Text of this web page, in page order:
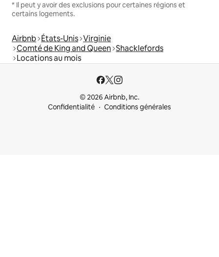
* Il peut y avoir des exclusions pour certaines régions et
certains logements.
Airbnb États-Unis Virginie
Comté de King and Queen Shacklefords
Locations au mois
© 2026 Airbnb, Inc.
Confidentialité
Conditions générales